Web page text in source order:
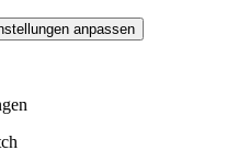
anpassen